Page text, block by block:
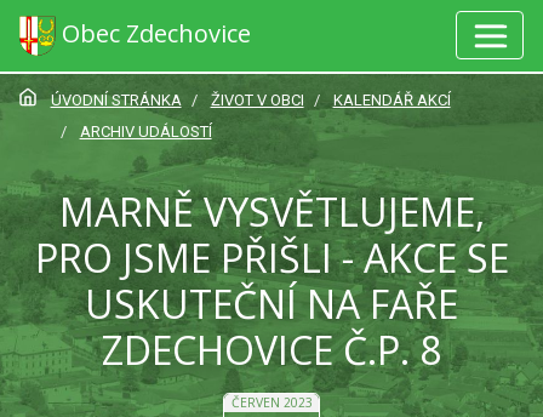
Obec Zdechovice
ÚVODNÍ STRÁNKA ŽIVOT V OBCI
KALENDÁŘ AKCÍ
ARCHIV UDÁLOSTÍ
MARNĚ VYSVĚTLUJEME,
PRO JSME PŘIŠLI - AKCE SE
USKUTEČNÍ NA FAŘE
ZDECHOVICE Č.P. 8
ČERVEN 2023